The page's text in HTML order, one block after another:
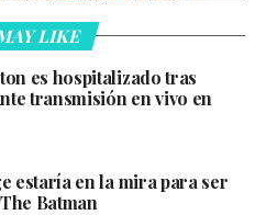
LIKE
es hospitalizado tras
transmisión en vivo en
estaría en la mira para ser
Batman